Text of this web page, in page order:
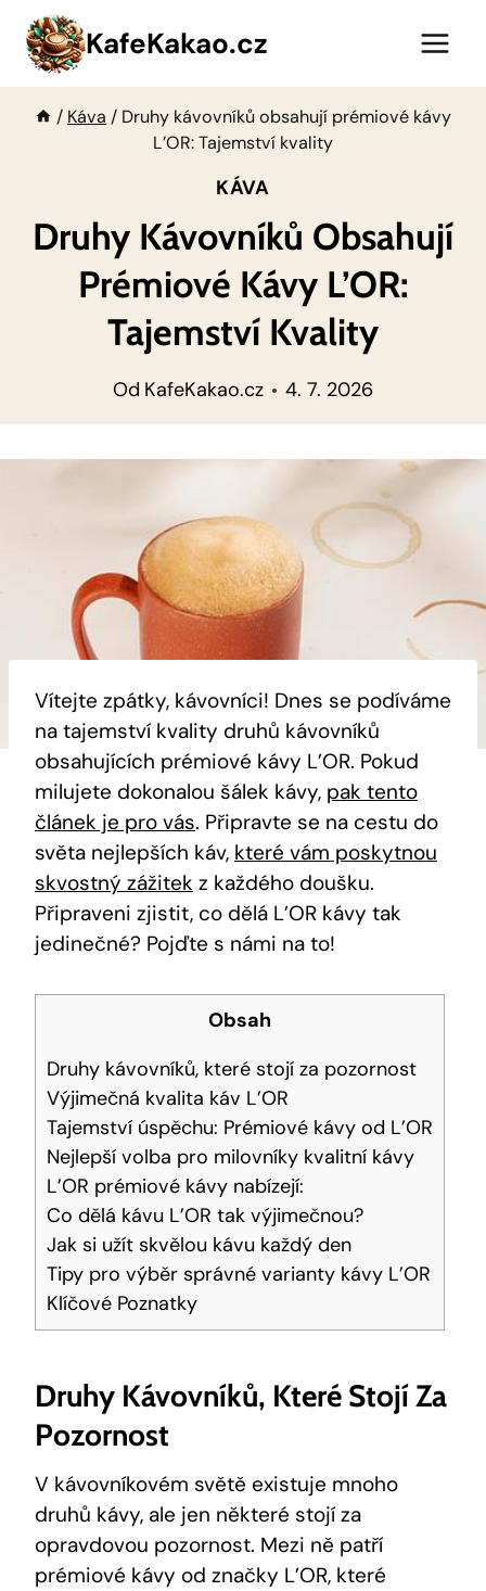
Přeskočit
obsah
KafeKakao.cz
/ Káva / Druhy kávovníků obsahují prémiové kávy
L’OR: Tajemství kvality
KÁVA
Druhy Kávovníků Obsahují
Prémiové Kávy L’OR:
Tajemství Kvality
Od KafeKakao.cz 4. 7. 2026
Vítejte zpátky, kávovníci! Dnes se podíváme
na tajemství kvality druhů kávovníků
obsahujících prémiové kávy L’OR. Pokud
milujete dokonalou šálek kávy, pak tento
článek je pro vás. Připravte se na cestu do
světa nejlepších káv, které vám poskytnou
skvostný zážitek z každého doušku.
Připraveni zjistit, co dělá L’OR kávy tak
jedinečné? Pojďte s námi na to!
Obsah
Druhy kávovníků, které stojí za pozornost
Výjimečná kvalita káv L’OR
Tajemství úspěchu: Prémiové kávy od L’OR
Nejlepší volba pro milovníky kvalitní kávy
L’OR prémiové kávy nabízejí:
Co dělá kávu L’OR tak výjimečnou?
Jak si užít skvělou kávu každý den
Tipy pro výběr správné varianty kávy L’OR
Klíčové Poznatky
Druhy Kávovníků, Které Stojí Za
Pozornost
V kávovníkovém světě existuje mnoho
druhů kávy, ale jen některé stojí za
opravdovou pozornost. Mezi ně patří
prémiové kávy od značky L’OR, které